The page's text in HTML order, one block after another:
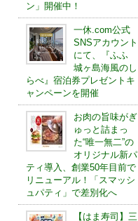
ン」開催中！
一休.com公式
SNSアカウント
にて、『ふふ
城ヶ島海風のし
らべ』宿泊券プレゼントキ
ャンペーンを開催
お肉の旨味がぎ
ゅっと詰まっ
た“唯一無二”の
オリジナル新パ
ティ導入、創業50年目前で
リニューアル！「スマッシ
ュパティ」で差別化へ
【はま寿司】三